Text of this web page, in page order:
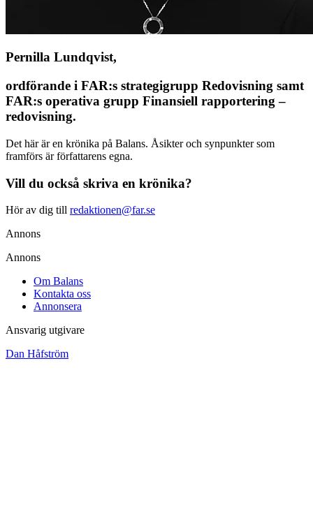
Pernilla Lundqvist,
ordförande i FAR:s strategigrupp Redovisning samt
FAR:s operativa grupp Finansiell rapportering –
redovisning.
Det här är en krönika på Balans. Åsikter och synpunkter som
framförs är författarens egna.
Vill du också skriva en krönika?
Hör av dig till redaktionen@far.se
Annons
Annons
Om Balans
Kontakta oss
Annonsera
Ansvarig utgivare
Dan Håfström